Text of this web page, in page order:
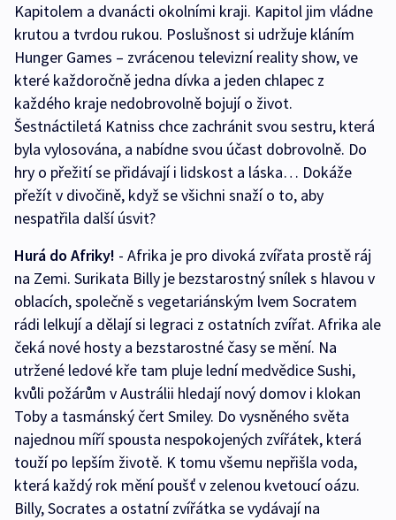
Kapitolem a dvanácti okolními kraji. Kapitol jim vládne
krutou a tvrdou rukou. Poslušnost si udržuje kláním
Hunger Games – zvrácenou televizní reality show, ve
které každoročně jedna dívka a jeden chlapec z
každého kraje nedobrovolně bojují o život.
Šestnáctiletá Katniss chce zachránit svou sestru, která
byla vylosována, a nabídne svou účast dobrovolně. Do
hry o přežití se přidávají i lidskost a láska… Dokáže
přežít v divočině, když se všichni snaží o to, aby
nespatřila další úsvit?
Hurá do Afriky! - Afrika je pro divoká zvířata prostě ráj
na Zemi. Surikata Billy je bezstarostný snílek s hlavou v
oblacích, společně s vegetariánským lvem Socratem
rádi lelkují a dělají si legraci z ostatních zvířat. Afrika ale
čeká nové hosty a bezstarostné časy se mění. Na
utržené ledové kře tam pluje lední medvědice Sushi,
kvůli požárům v Austrálii hledají nový domov i klokan
Toby a tasmánský čert Smiley. Do vysněného světa
najednou míří spousta nespokojených zvířátek, která
touží po lepším životě. K tomu všemu nepřišla voda,
která každý rok mění poušť v zelenou kvetoucí oázu.
Billy, Socrates a ostatní zvířátka se vydávají na